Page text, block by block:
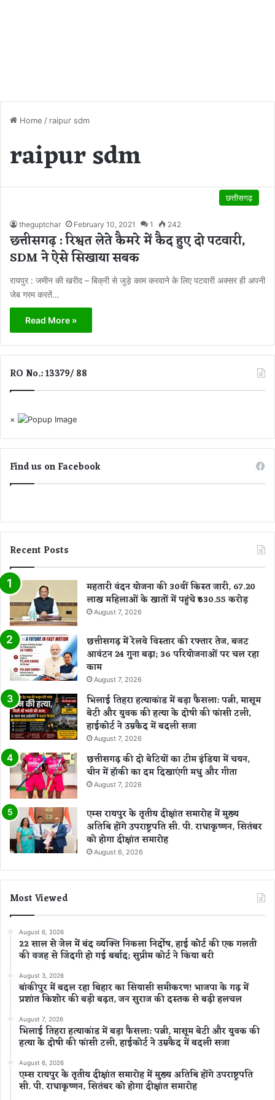
Home / raipur sdm
raipur sdm
छत्तीसगढ़
theguptchar February 10, 2021 1 242
छत्तीसगढ़ : रिश्वत लेते कैमरे में कैद हुए दो पटवारी,
SDM ने ऐसे सिखाया सबक
रायपुर : जमीन की खरीद – बिक्री से जुड़े काम करवाने के लिए पटवारी अक्सर ही अपनी
जेब गरम करतें…
Read More »
RO No.: 13379/ 88
×
Find us on Facebook
Recent Posts
महतारी वंदन योजना की 30वीं किस्त जारी, 67.20
लाख महिलाओं के खातों में पहुंचे ₹630.55 करोड़
August 7, 2026
छत्तीसगढ़ में रेलवे विस्तार की रफ्तार तेज, बजट
आवंटन 24 गुना बढ़ा; 36 परियोजनाओं पर चल रहा
काम
August 7, 2026
भिलाई तिहरा हत्याकांड में बड़ा फैसला: पत्नी, मासूम
बेटी और युवक की हत्या के दोषी की फांसी टली,
हाईकोर्ट ने उम्रकैद में बदली सजा
August 7, 2026
छत्तीसगढ़ की दो बेटियों का टीम इंडिया में चयन,
चीन में हॉकी का दम दिखाएंगी मधु और गीता
August 7, 2026
एम्स रायपुर के तृतीय दीक्षांत समारोह में मुख्य
अतिथि होंगे उपराष्ट्रपति सी. पी. राधाकृष्णन, सितंबर
को होगा दीक्षांत समारोह
August 6, 2026
Most Viewed
August 6, 2026
22 साल से जेल में बंद व्यक्ति निकला निर्दोष, हाई कोर्ट की एक गलती
की वजह से जिंदगी हो गई बर्बाद; सुप्रीम कोर्ट ने किया बरी
August 3, 2026
बांकीपुर में बदल रहा बिहार का सियासी समीकरण! भाजपा के गढ़ में
प्रशांत किशोर की बड़ी बढ़त, जन सुराज की दस्तक से बढ़ी हलचल
August 7, 2026
भिलाई तिहरा हत्याकांड में बड़ा फैसला: पत्नी, मासूम बेटी और युवक की
हत्या के दोषी की फांसी टली, हाईकोर्ट ने उम्रकैद में बदली सजा
August 6, 2026
एम्स रायपुर के तृतीय दीक्षांत समारोह में मुख्य अतिथि होंगे उपराष्ट्रपति
सी. पी. राधाकृष्णन, सितंबर को होगा दीक्षांत समारोह